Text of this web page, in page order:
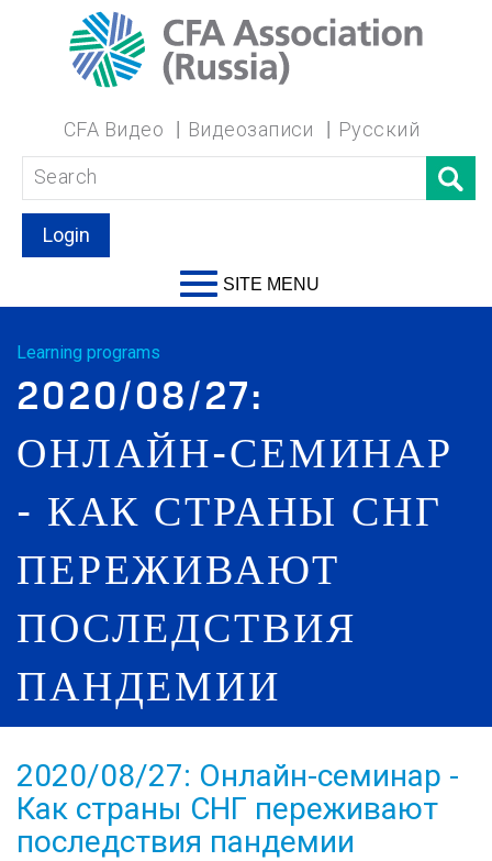
CFA Видео Видеозаписи Русский
Login
SITE MENU
Learning programs
2020/08/27:
ОНЛАЙН-СЕМИНАР
- КАК СТРАНЫ СНГ
ПЕРЕЖИВАЮТ
ПОСЛЕДСТВИЯ
ПАНДЕМИИ
2020/08/27: Онлайн-семинар -
Как страны СНГ переживают
последствия пандемии